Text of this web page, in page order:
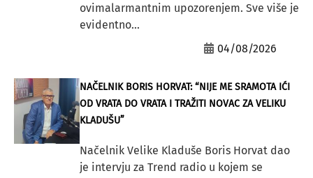
ovimalarmantnim upozorenjem. Sve više je
evidentno...
04/08/2026
NAČELNIK BORIS HORVAT: “NIJE ME SRAMOTA IĆI
OD VRATA DO VRATA I TRAŽITI NOVAC ZA VELIKU
KLADUŠU”
Načelnik Velike Kladuše Boris Horvat dao
je intervju za Trend radio u kojem se